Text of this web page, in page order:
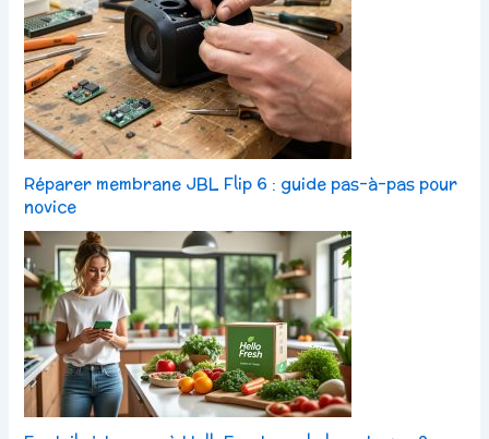
Réparer membrane JBL Flip 6 : guide pas-à-pas pour
novice